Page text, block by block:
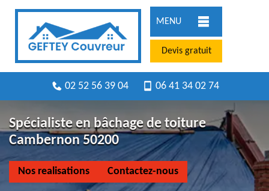
MENU
Devis gratuit
02 52 56 39 04 06 41 34 02 74
Spécialiste en bâchage de toiture
Cambernon 50200
Nos realisations Contactez-nous